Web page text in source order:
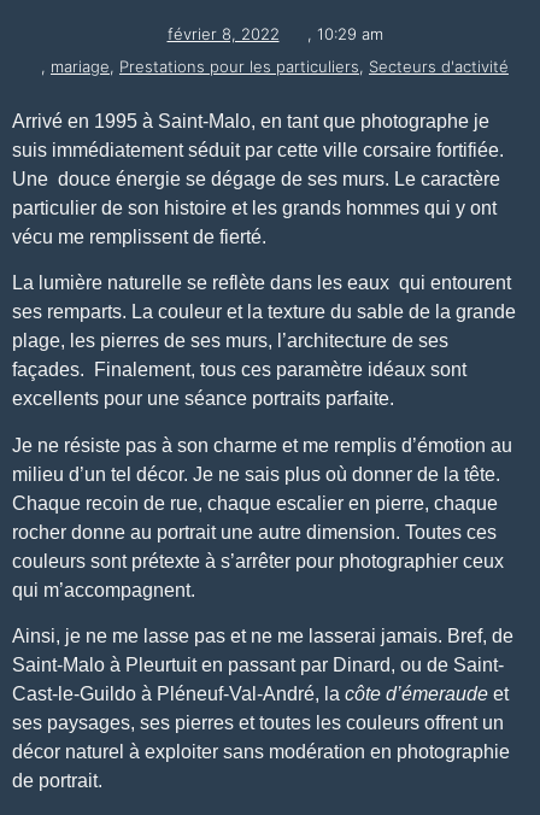
février 8, 2022 , 10:29 am
, mariage, Prestations pour les particuliers, Secteurs d'activité
Arrivé en 1995 à Saint-Malo, en tant que photographe je
suis immédiatement séduit par cette ville corsaire fortifiée.
Une douce énergie se dégage de ses murs. Le caractère
particulier de son histoire et les grands hommes qui y ont
vécu me remplissent de fierté.
La lumière naturelle se reflète dans les eaux qui entourent
ses remparts. La couleur et la texture du sable de la grande
plage, les pierres de ses murs, l’architecture de ses
façades. Finalement, tous ces paramètre idéaux sont
excellents pour une séance portraits parfaite.
Je ne résiste pas à son charme et me remplis d’émotion au
milieu d’un tel décor. Je ne sais plus où donner de la tête.
Chaque recoin de rue, chaque escalier en pierre, chaque
rocher donne au portrait une autre dimension. Toutes ces
couleurs sont prétexte à s’arrêter pour photographier ceux
qui m’accompagnent.
Ainsi, je ne me lasse pas et ne me lasserai jamais. Bref, de
Saint-Malo à Pleurtuit en passant par Dinard, ou de Saint-
Cast-le-Guildo à Pléneuf-Val-André, la côte d’émeraude et
ses paysages, ses pierres et toutes les couleurs offrent un
décor naturel à exploiter sans modération en photographie
de portrait.